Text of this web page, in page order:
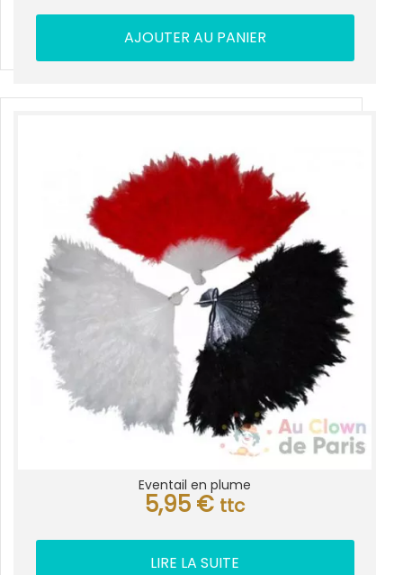
AJOUTER AU PANIER
Eventail en plume
5,95 € ttc
LIRE LA SUITE